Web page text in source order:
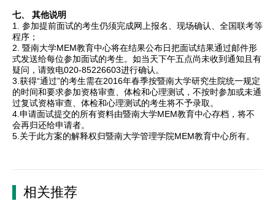
七、 其他说明
1. 参加提前面试的考生仍须完成网上报名、现场确认、全国联考等
程序；
2. 暨南大学MEM教育中心将在结果公布日把面试结果通过邮件形
式发送给每位参加面试的考生。如当天下午五点尚未收到通知且有
疑问，请致电020-85226603进行确认。
3.获得“通过”的考生需在2016年春季按暨南大学研究生院统一规定
的时间和要求参加资格审查、体检和心理测试，不按时参加或未通
过复试资格审查、体检和心理测试的考生将不予录取。
4.申请面试提交的所有资料由暨南大学MEM教育中心存档，将不
会再归还给申请者。
5.关于此方案的解释权归暨南大学管理学院MEM教育中心所有。
相关推荐